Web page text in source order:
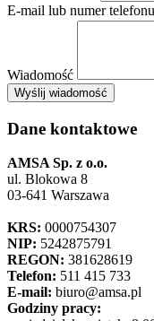
E-mail lub numer telefonu
Wiadomość
Wyślij wiadomośćAMSA Sp. z
+
−
Dane kontaktowe
AMSA Sp. z o.o.
ul. Blokowa 8
03-641 Warszawa
KRS: 0000754307
NIP: 5242875791
REGON: 381628619
Telefon: 511 415 733
E-mail: biuro@amsa.pl
Godziny pracy: